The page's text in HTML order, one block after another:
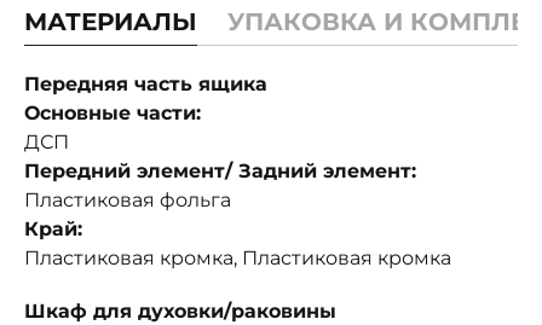
МАТЕРИАЛЫ УПАКОВКА И
Передняя часть ящика
Основные части:
ДСП
Передний элемент/ Задний элемент:
Пластиковая фольга
Край:
Пластиковая кромка, Пластиковая кромка
Шкаф для духовки/раковины